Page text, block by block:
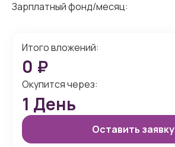
Зарплатный фонд/месяц:
Итого вложений:
0 ₽
Окупится через:
1 День
Оставить заявку